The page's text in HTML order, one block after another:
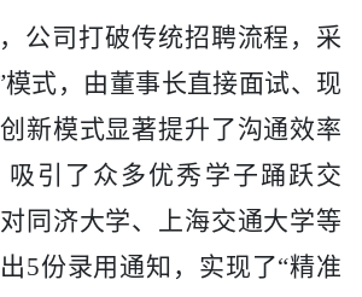
公司打破传统招聘流程，采
模式，由董事长直接面试、现
新模式显著提升了沟通效率
吸引了众多优秀学子踊跃交
同济大学、上海交通大学等
5份录用通知，实现了“精准